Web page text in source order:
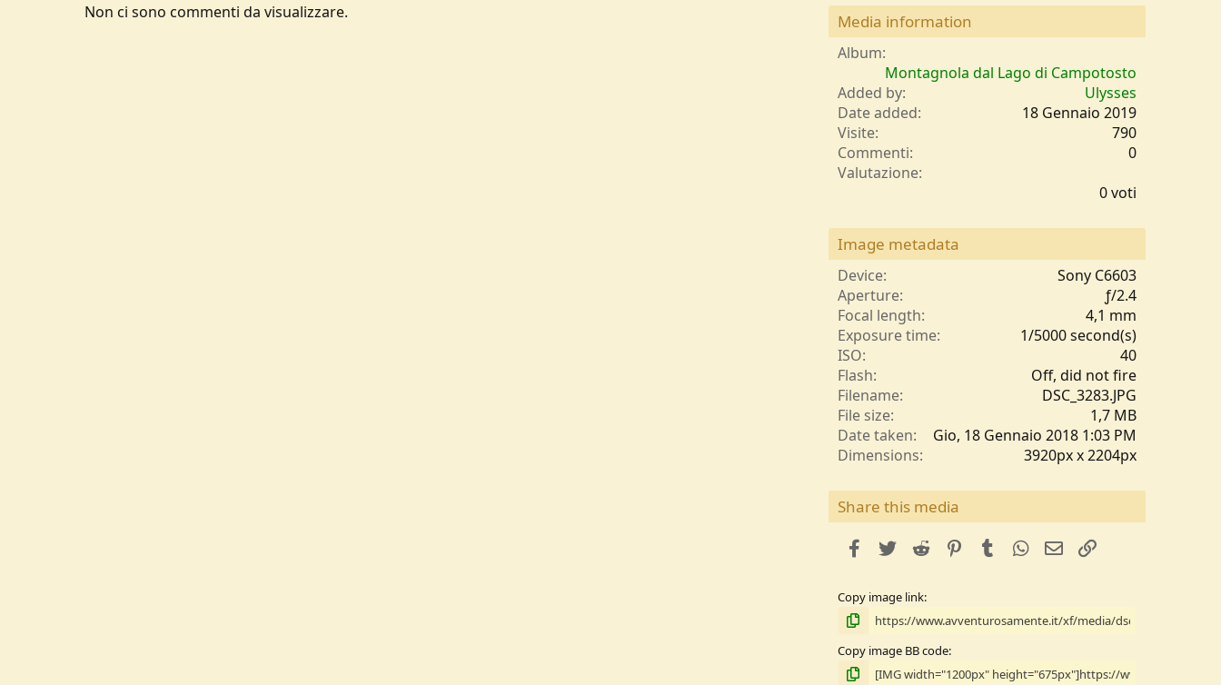
Non ci sono commenti da visualizzare. Media information
Album
Montagnola dal Lago di Campotosto
Added by
Ulysses
Date added
18 Gennaio 2019
Visite
790
Commenti
0
Valutazione
0
t
e
l
/
a
0 voti
Image metadata
Device
Sony C6603
Aperture
ƒ/2.4
Focal length
4,1 mm
Exposure time
1/5000 second(s)
ISO
40
Flash
Off, did not fire
Filename
DSC_3283.JPG
File size
1,7 MB
Date taken
Gio, 18 Gennaio 2018 1:03 PM
Dimensions
3920px x 2204px
Share this media
facebookTwitterReddit PinterestTumblrWhatsApp
e-mail
Copy image link
Copy image BB code